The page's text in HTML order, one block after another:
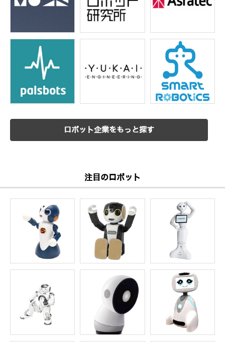
ロボット企業をもっと探す
注目のロボット